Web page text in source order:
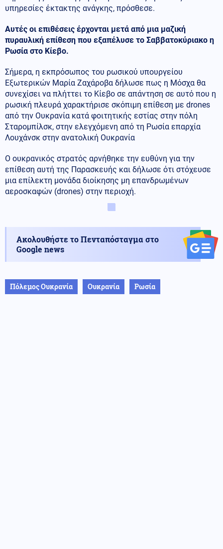
υπηρεσίες έκτακτης ανάγκης, πρόσθεσε.
Αυτές οι επιθέσεις έρχονται μετά από μια μαζική
πυραυλική επίθεση που εξαπέλυσε το Σαββατοκύριακο η
Ρωσία στο Κίεβο.
Σήμερα, η εκπρόσωπος του ρωσικού υπουργείου
Εξωτερικών Μαρία Ζαχάροβα δήλωσε πως η Μόσχα θα
συνεχίσει να πλήττει το Κίεβο σε απάντηση σε αυτό που η
ρωσική πλευρά χαρακτήρισε σκόπιμη επίθεση με drones
από την Ουκρανία κατά φοιτητικής εστίας στην πόλη
Σταρομπίλσκ, στην ελεγχόμενη από τη Ρωσία επαρχία
Λουχάνσκ στην ανατολική Ουκρανία
Ο ουκρανικός στρατός αρνήθηκε την ευθύνη για την
επίθεση αυτή της Παρασκευής και δήλωσε ότι στόχευσε
μια επίλεκτη μονάδα διοίκησης μη επανδρωμένων
αεροσκαφών (drones) στην περιοχή.
Ακολουθήστε το Πενταπόσταγμα στο
Google news
Πόλεμος Ουκρανία Ουκρανία Ρωσία